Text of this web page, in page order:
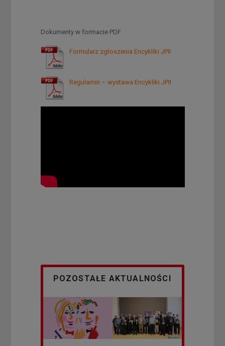
Dokumenty w formacie PDF
Formularz zgłoszenia Encykliki JPII
Regulamin – wystawa Encykliki JPII
POZOSTAŁE AKTUALNOŚCI